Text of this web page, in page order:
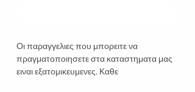
Οι παραγγελιες που μπορειτε να
πραγματοποιησετε στα καταστηματα μας
ειναι εξατομικευμενες. Καθε